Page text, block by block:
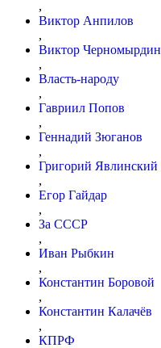
,
Виктор Анпилов
,
Виктор Черномырдин
,
Власть-народу
,
Гавриил Попов
,
Геннадий Зюганов
,
Григорий Явлинский
,
Егор Гайдар
,
За СССР
,
Иван Рыбкин
,
Константин Боровой
,
Константин Калачёв
,
КПРФ